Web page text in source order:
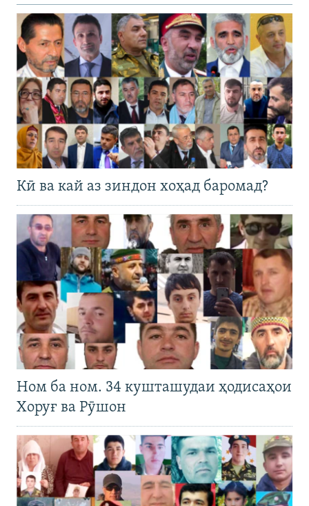
Кӣ ва кай аз зиндон хоҳад баромад?
Ном ба ном. 34 кушташудаи ҳодисаҳои
Хоруғ ва Рӯшон